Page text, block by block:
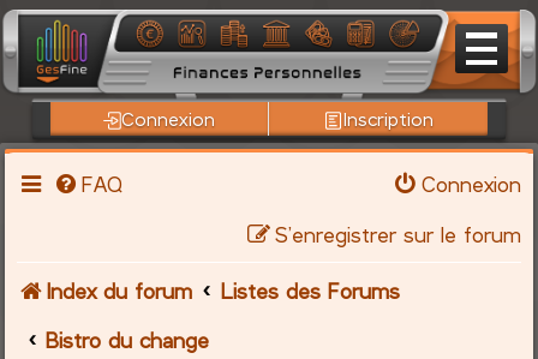
Connexion Inscription
FAQ
Connexion
S’enregistrer sur le forum
Index du forum
Listes des Forums
Bistro du change